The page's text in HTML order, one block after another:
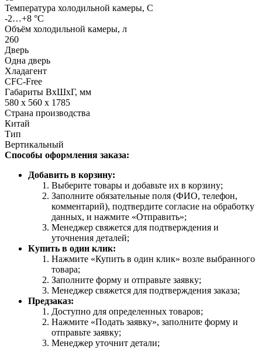
Температура холодильной камеры, С
-2…+8 °C
Объём холодильной камеры, л
260
Дверь
Одна дверь
Хладагент
CFC-Free
Габариты ВхШхГ, мм
580 x 560 x 1785
Страна производства
Китай
Тип
Вертикальный
Способы оформления заказа:
Добавить в корзину:
Выберите товары и добавьте их в корзину;
Заполните обязательные поля (ФИО, телефон,
комментарий), подтвердите согласие на обработку
данных, и нажмите «Отправить»;
Менеджер свяжется для подтверждения и
уточнения деталей;
Купить в один клик:
Нажмите «Купить в один клик» возле выбранного
товара;
Заполните форму и отправьте заявку;
Менеджер свяжется для подтверждения заказа;
Предзаказ:
Доступно для определенных товаров;
Нажмите «Подать заявку», заполните форму и
отправьте заявку;
Менеджер уточнит детали;